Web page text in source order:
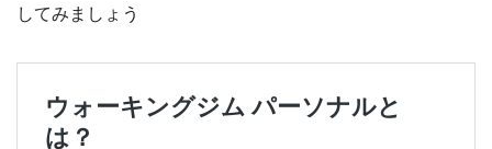
してみましょう